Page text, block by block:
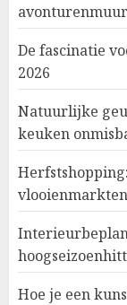
De fascinatie
2026
Natuurlijke
keuken
vlooienmarkten
Hoe je een